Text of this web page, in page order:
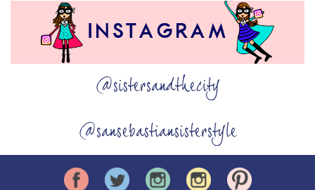
@sistersandthecity
@sansebastiansisterstyle